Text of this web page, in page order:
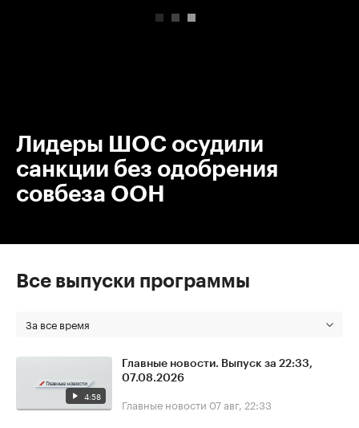
Лидеры ШОС осудили
санкции без одобрения
совбеза ООН
Все выпуски программы
За все время
4:58
Главные новости. Выпуск за 22:33,
07.08.2026
Главные новости 07 авг, 22:33